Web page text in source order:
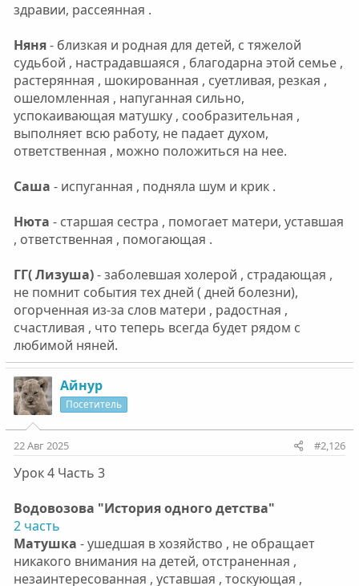
здравии, рассеянная .
Няня- близкая и родная для детей, с тяжелой
судьбой , настрадавшаяся , благодарна этой семье ,
растерянная , шокированная , суетливая, резкая ,
ошеломленная , напуганная сильно,
успокаивающая матушку , сообразительная ,
выполняет всю работу, не падает духом,
ответственная , можно положиться на нее.
Саша - испуганная , подняла шум и крик .
Нюта - старшая сестра , помогает матери, уставшая
, ответственная , помогающая .
ГГ( Лизуша)- заболевшая холерой , страдающая ,
не помнит события тех дней ( дней болезни),
огорченная из-за слов матери , радостная ,
счастливая , что теперь всегда будет рядом с
любимой няней.
Айнур
Посетитель
22 Авг 2025 #2,126
Урок 4 Часть 3
Водовозова "История одного детства"
2 часть
Матушка - ушедшая в хозяйство , не обращает
никакого внимания на детей, отстраненная ,
незаинтересованная , уставшая , тоскующая ,